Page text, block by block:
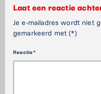
Laat een reactie
Je e-mailadres wordt niet
gemarkeerd met (*)
Reactie*